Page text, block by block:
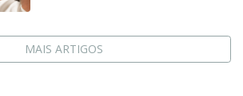
MAIS ARTIGOS